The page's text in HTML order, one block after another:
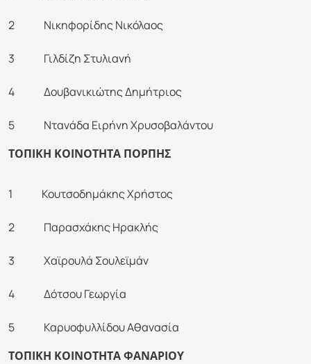
2 Νικηφορίδης Νικόλαος
3 Γιλδίζη Στυλιανή
4 Δουβανικιώτης Δημήτριος
5 Ντανάδα Ειρήνη Χρυσοβαλάντου
ΤΟΠΙΚΗ ΚΟΙΝΟΤΗΤΑ ΠΟΡΠΗΣ
1 Κουτσοδημάκης Χρήστος
2 Παρασχάκης Ηρακλής
3 Χαϊρουλά Σουλεϊμάν
4 Δότσου Γεωργία
5 Καρυοφυλλίδου Αθανασία
ΤΟΠΙΚΗ ΚΟΙΝΟΤΗΤΑ ΦΑΝΑΡΙΟΥ